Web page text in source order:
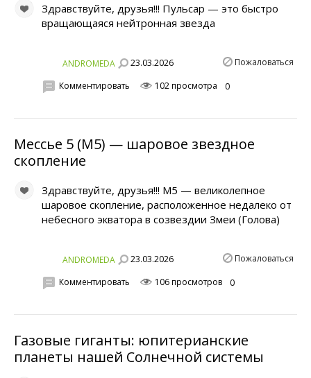
Здравствуйте, друзья!!! Пульсар — это быстро
вращающаяся нейтронная звезда
ANDROMEDA 23.03.2026 Пожаловаться
Комментировать 102 просмотра 0
Мессье 5 (М5) — шаровое звездное
скопление
Здравствуйте, друзья!!! M5 — великолепное
шаровое скопление, расположенное недалеко от
небесного экватора в созвездии Змеи (Голова)
ANDROMEDA 23.03.2026 Пожаловаться
Комментировать 106 просмотров 0
Газовые гиганты: юпитерианские
планеты нашей Солнечной системы